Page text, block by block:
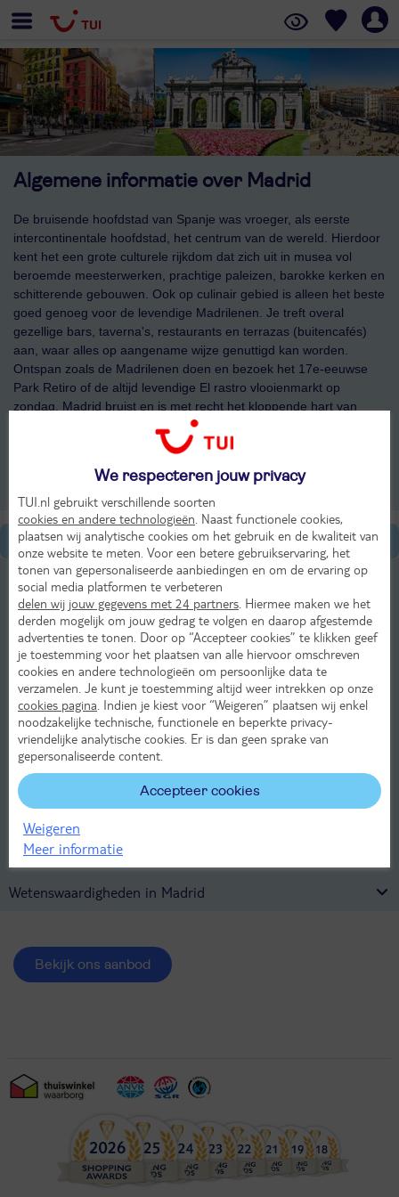
Algemene informatie over Madrid
De bruisende hoofdstad van Spanje was vroeger, als eerste
intercontinentale hoofdstad, het centrum van de wereld. Hierdoor
kent het een grote culturele rijkdom dat zich uit in musea vol
beroemde meesterwerken, prachtige paleizen, barokke kerken en
schitterende gebouwen. Ook op culinair gebied is alleen het beste
goed genoeg voor de levendige Madrilenen. Je treft overal
gezellige bars, taverna's, restaurants en terrazas (buitencafés)
aan, waar alles op aangename wijze genuttigd kan worden.
Ontspan zoals de Madrilenen doen en bezoek het 17e-eeuwse
Park Retiro of de altijd levendige El rastro vlooienmarkt op
zondag. Madrid bruist en is met recht het kloppende hart van
Bekijk ons aanbod
Algemene informatie
Cultuur van Madrid
Discotheken in Madrid
Eten & Drinken in Madrid
Kinderen in Madrid
Winkelen in Madrid
Sport in Madrid
Transport en verhuur in Madrid
Uitgaan en activiteiten in Madrid
Wetenswaardigheden in Madrid
Bekijk ons aanbod
We respecteren jouw privacy
TUI.nl gebruikt verschillende soorten
cookies en andere technologieën . Naast functionele cookies,
plaatsen wij analytische cookies om het gebruik en de kwaliteit van
onze website te meten. Voor een betere gebruikservaring, het
tonen van gepersonaliseerde aanbiedingen en om de ervaring op
social media platformen te verbeteren
delen wij jouw gegevens met 24 partners . Hiermee maken we het
derden mogelijk om jouw gedrag te volgen en daarop afgestemde
advertenties te tonen. Door op “Accepteer cookies” te klikken geef
je toestemming voor het plaatsen van alle hiervoor omschreven
cookies en andere technologieën om persoonlijke data te
verzamelen. Je kunt je toestemming altijd weer intrekken op onze
cookies pagina . Indien je kiest voor “Weigeren” plaatsen wij enkel
noodzakelijke technische, functionele en beperkte privacy-
vriendelijke analytische cookies. Er is dan geen sprake van
gepersonaliseerde content.
Accepteer cookies
Weigeren
Meer informatie